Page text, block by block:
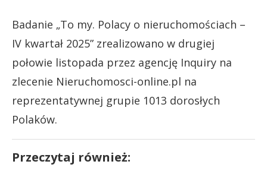
Badanie „To my. Polacy o nieruchomościach –
IV kwartał 2025” zrealizowano w drugiej
połowie listopada przez agencję Inquiry na
zlecenie Nieruchomosci-online.pl na
reprezentatywnej grupie 1013 dorosłych
Polaków.
Przeczytaj również: